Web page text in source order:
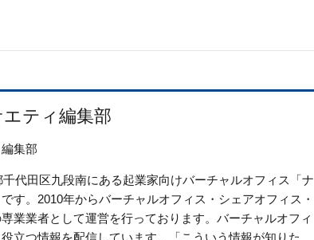
ティ編集部
集部
代田区九段南にある起業家向けバーチャルオフィス「ナ
す。2010年からバーチャルオフィス・シェアオフィス・
業業者として運営を行っております。バーチャルオフィ
立つ情報を配信しています。「こういう情報が知りた